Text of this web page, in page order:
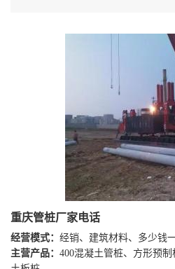
重庆管桩厂家电话
经营模式： 经销、建筑材料、多少钱
主营产品： 400混凝土管桩、方形预